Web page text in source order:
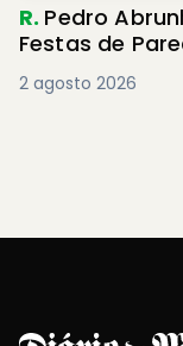
R. Pedro
Festas de
2 agosto 2026